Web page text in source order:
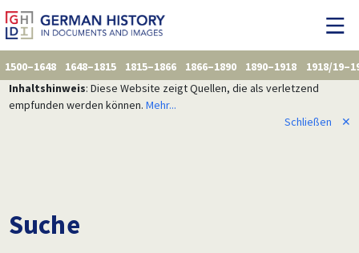
1500–1648 1648–1815 1815–1866 1866–1890 1890–1918
1918/
Inhaltshinweis: Diese Website zeigt Quellen, die als verletzend
empfunden werden können. Mehr...
Schließen
✕
Suche